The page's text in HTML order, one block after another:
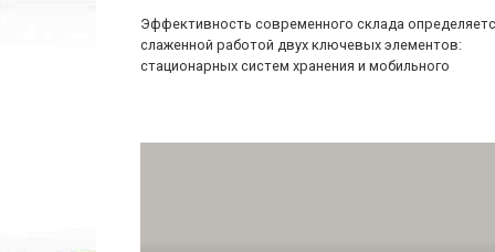
Эффективность современного склада
слаженной работой двух ключевых элементов:
стационарных систем хранения и мобильного